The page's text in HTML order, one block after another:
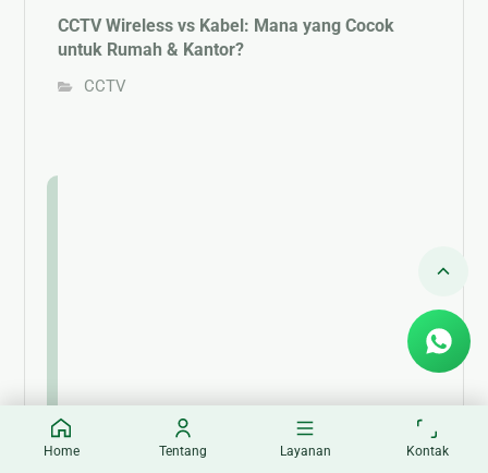
CCTV Wireless vs Kabel: Mana yang Cocok
untuk Rumah & Kantor?
CCTV
Home Tentang Layanan Kontak